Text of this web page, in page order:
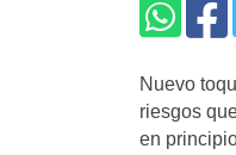
Nuevo
riesgos
en